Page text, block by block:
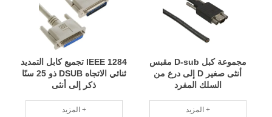
IEEE 1284 تجميع كابل التمديد
ثنائي الاتجاه DSUB ذو 25 سنًا
ذكر إلى أنثى
المزيد +
مجموعة كبل D-sub مقبس
أنثى صغير D إلى درع من
السلك المفرد
المزيد +